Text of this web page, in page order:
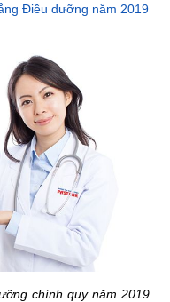
Điều dưỡng năm 2019
chính quy năm 2019